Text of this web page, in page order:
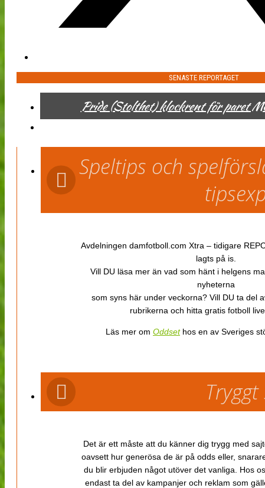
SENASTE REPORTAGET
Pride (Stolthet) klockrent för paret
Speltips och
Avdelningen damfotboll.com Xtra – tidigare
lagts på is.
Vill DU läsa mer än vad som hänt i helgens
nyheterna
som syns här under veckorna? Vill DU ta del
rubrikerna och hitta gratis fotboll
Läs mer om Oddsethos en av Sveriges
Tryggt
Det är ett måste att du känner dig trygg med
oavsett hur generösa de är på odds eller,
du blir erbjuden något utöver det vanliga. Hos
endast ta del av kampanjer och reklam som